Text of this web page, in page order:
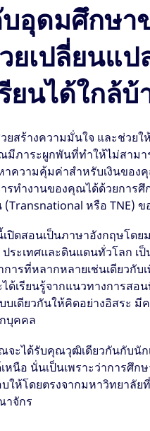
อุดมศึกษา
ยเปลี่ยนแ
ยนได้ใกล้บ้
สร้างความมั่นใจ และช่วยใ
มีภาระผูกพันที่ทำให้ไม่สาม
าความคุ้มค่าสำหรับเงินขอ
รทำงานของคุณได้ด้วยการ
หรือ TNE)
ปิดสอนเป็นภาษาอังกฤษโด
ระเทศและดินแดนทั่วโลก เ
ารที่หลากหลายเช่นเดียวกั
ด้เรียนรู้จากแนวทางการสอ
บเดียวกันให้คิดอย่างอิสระ มี
บุคคล
ะได้รับคุณวุฒิเดียวกันกับนัก
หนือ นั่นเป็นเพราะว่าการศึก
ห้โดยตรงจากมหาวิทยาลัย
าจักร